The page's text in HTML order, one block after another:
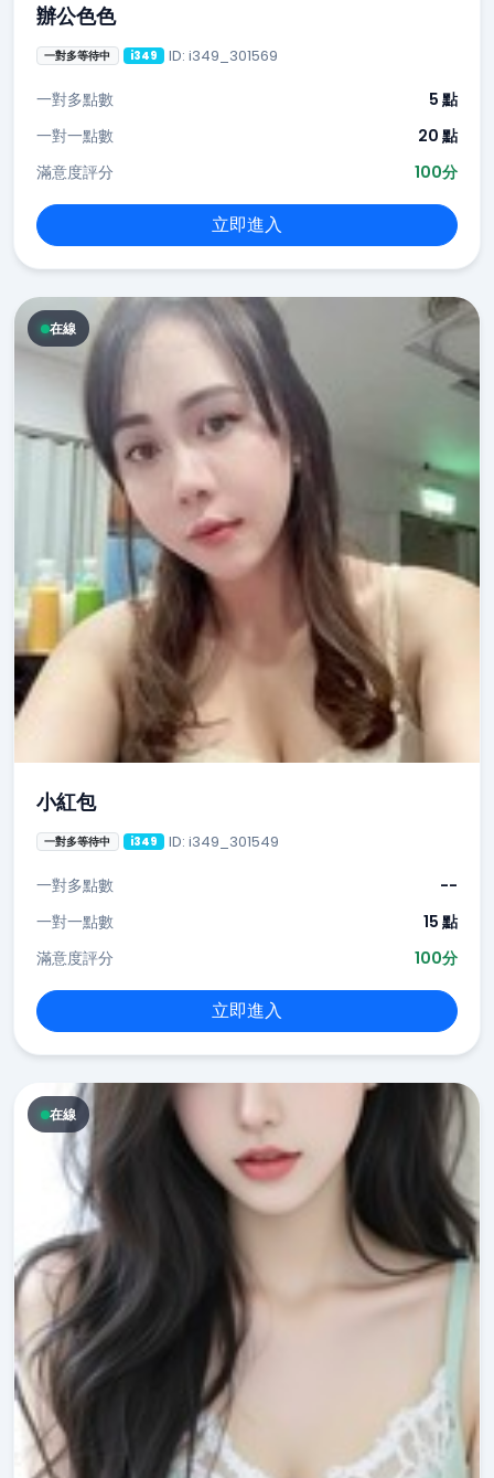
辦公色色
一對多等待中 i349 ID: i349_301569
一對多點數
5 點
一對一點數
20 點
滿意度評分
100分
立即進入
在線
小紅包
一對多等待中 i349 ID: i349_301549
一對多點數
--
一對一點數
15 點
滿意度評分
100分
立即進入
在線